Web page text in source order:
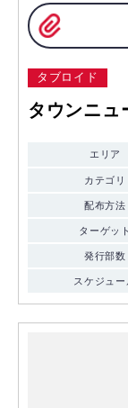
タブロイド
タウンニ
エリア
カテゴリ
配布方法
ターゲット
発行部数
スケジュー